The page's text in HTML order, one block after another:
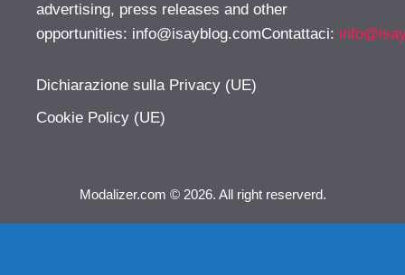
advertising, press releases and other
opportunities: info@isayblog.comContattaci:
Dichiarazione sulla Privacy (UE)
Cookie Policy (UE)
Modalizer.com © 2026. All right reserverd.